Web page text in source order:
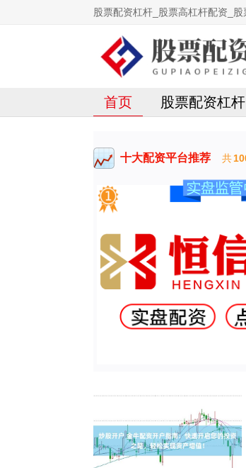
股票配资杠杆_股票高杠杆配资_
首页 股票配资杠杆
十大配资平台推荐 共